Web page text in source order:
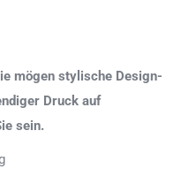
mögen stylische Design-
Druck auf
sein.